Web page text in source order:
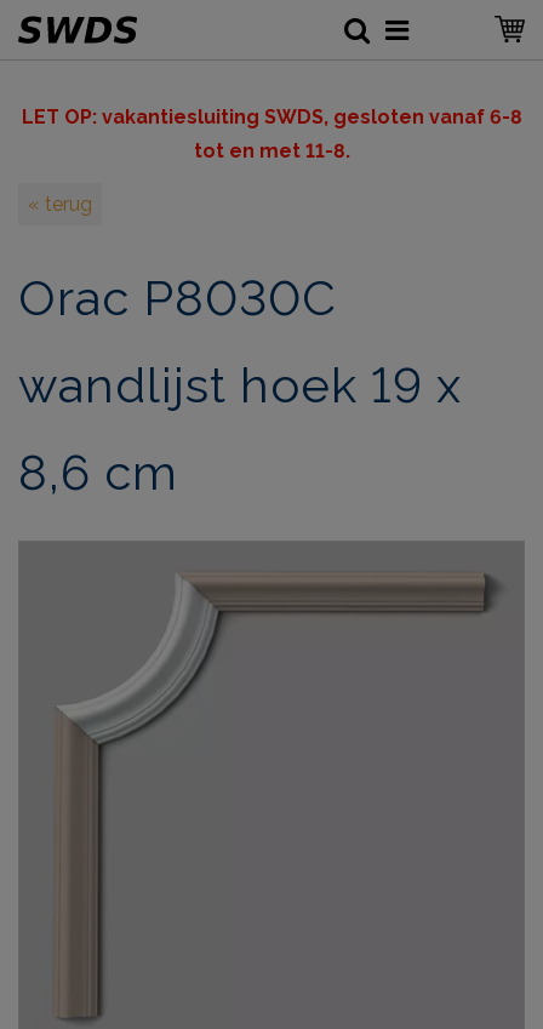
LET OP: vakantiesluiting SWDS, gesloten vanaf 6-8
tot en met 11-8.
« terug
Orac P8030C
wandlijst hoek 19 x
8,6 cm